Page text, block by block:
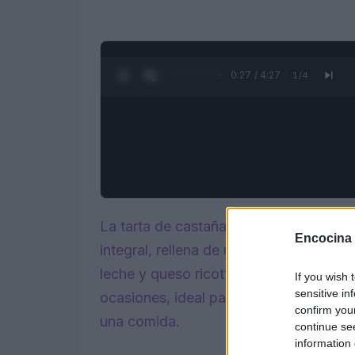
Encocina
If you wish
sensitive
confirm
continue
information
0:28 / 4:27 1 /4
La tarta de castañas y chocolate es
integral, rellena de una deliciosa
leche y queso ricotta. Un postre
ocasiones, ideal para el desayuno, la
una comida.